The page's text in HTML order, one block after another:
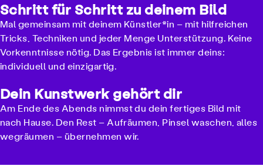
Schritt für Schritt zu deinem Bild
Mal gemeinsam mit deinem Künstler*in – mit hilfreichen
Tricks, Techniken und jeder Menge Unterstützung. Keine
Vorkenntnisse nötig. Das Ergebnis ist immer deins:
individuell und einzigartig.
Dein Kunstwerk gehört dir
Am Ende des Abends nimmst du dein fertiges Bild mit
nach Hause. Den Rest – Aufräumen, Pinsel waschen, alles
wegräumen – übernehmen wir.